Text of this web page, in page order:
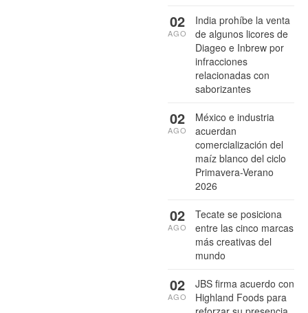
India prohíbe la venta
de algunos licores de
Diageo e Inbrew por
infracciones
relacionadas con
saborizantes
02
AGO
México e industria
acuerdan
comercialización del
maíz blanco del ciclo
Primavera-Verano
2026
02
AGO
Tecate se posiciona
entre las cinco marcas
más creativas del
mundo
02
AGO
JBS firma acuerdo con
Highland Foods para
02
AGO